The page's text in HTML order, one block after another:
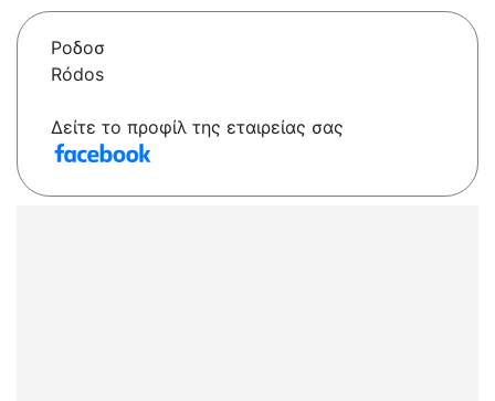
Ροδοσ
Ródos
Δείτε το προφίλ της εταιρείας σας